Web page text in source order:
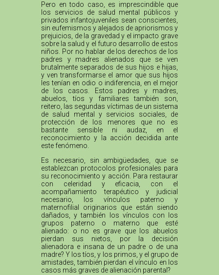
Pero en todo caso, es imprescindible que
los servicios de salud mental públicos y
privados infantojuveniles sean conscientes,
sin eufemismos y alejados de apriorismos y
prejuicios, de la gravedad y el impacto grave
sobre la salud y el futuro desarrollo de estos
niños. Por no hablar de los derechos de los
padres y madres alienados que se ven
brutalmente separados de sus hijos e hijas,
y ven transformarse el amor que sus hijos
les tenían en odio o indiferencia, en el mejor
de los casos. Estos padres y madres,
abuelos, tíos y familiares también son,
reitero, las segundas víctimas de un sistema
de salud mental y servicios sociales, de
protección de los menores que no es
bastante sensible ni audaz, en el
reconocimiento y la acción decidida ante
este fenómeno.
Es necesario, sin ambigüedades, que se
establezcan protocolos profesionales para
su reconocimiento y acción. Para restaurar
con celeridad y eficacia, con el
acompañamiento terapéutico y judicial
necesario, los vínculos paterno y
maternofilial originarios que están siendo
dañados, y también los vínculos con los
grupos paterno o materno que esté
alienado: o no es grave que los abuelos
pierdan sus nietos, por la decisión
alienadora e insana de un padre o de una
madre? Y los tíos, y los primos, y el grupo de
amistades, también pierdan el vínculo en los
casos más graves de alienación parental?